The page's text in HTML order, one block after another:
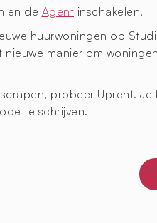
en de Agent inschakelen.
huurwoningen op
manier om
probeer Uprent.
te schrijven.